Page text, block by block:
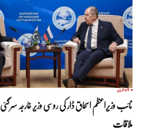
تازہ ترین
نائب وزیراعظم اسحاق ڈار کی روسی وزیر خارجہ
ملاقات